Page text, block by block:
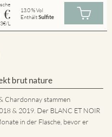
€
L
13.0 % Vol
EnthältSulfite
brut nature
Chardonnay stammen
& 2019. Der BLANC ET NOIR
in der Flasche, bevor er